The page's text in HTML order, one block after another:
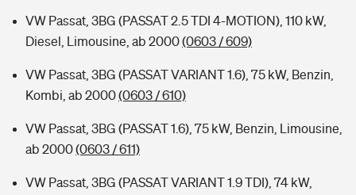
VW Passat, 3BG (PASSAT 2.5 TDI 4-MOTION), 110 kW,
Diesel, Limousine, ab 2000(0603 / 609)
VW Passat, 3BG (PASSAT VARIANT 1.6), 75 kW, Benzin,
Kombi, ab 2000(0603 / 610)
VW Passat, 3BG (PASSAT 1.6), 75 kW, Benzin, Limousine,
ab 2000(0603 / 611)
VW Passat, 3BG (PASSAT VARIANT 1.9 TDI), 74 kW,